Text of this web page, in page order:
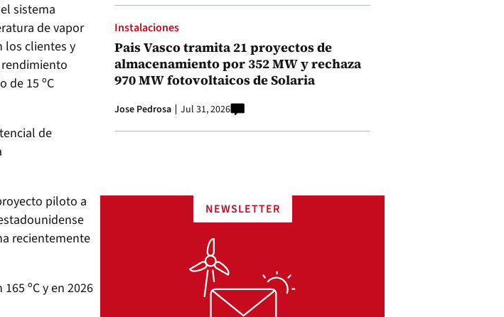
sistema
de vapor
los clientes y
de 15 ºC
de
piloto a
recientemente
ºC y en 2026
Instalaciones
Pais Vasco tramita 21 proyectos de
almacenamiento por 352 MW y rechaza
970 MW fotovoltaicos de Solaria
Jose Pedrosa Jul 31, 2026
NEWSLETTER